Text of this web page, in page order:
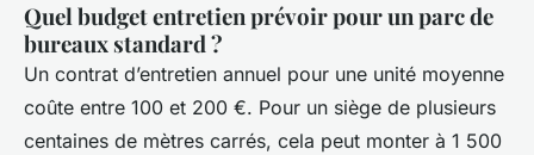
Quel budget entretien prévoir pour un parc de
bureaux standard ?
Un contrat d’entretien annuel pour une unité moyenne
coûte entre 100 et 200 €. Pour un siège de plusieurs
centaines de mètres carrés, cela peut monter à 1 500